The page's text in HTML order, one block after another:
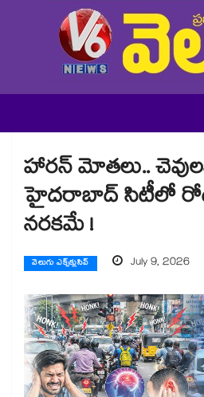
హారన్ మోతలు..
హైదరాబాద్ సిటీలో
నరకమే !
వెలుగు ఎక్స్‌క్లుసివ్ July 9, 2026